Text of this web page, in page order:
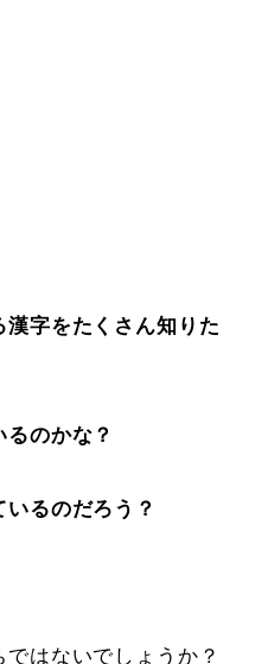
漢字をたくさん知りた
のかな？
るのだろう？
はないでしょうか？